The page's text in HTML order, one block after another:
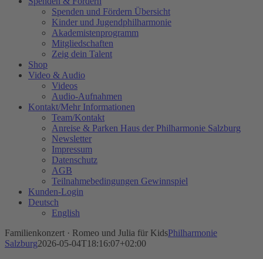
Spenden und Fördern Übersicht
Kinder und Jugendphilharmonie
Akademistenprogramm
Mitgliedschaften
Zeig dein Talent
Shop
Video & Audio
Videos
Audio-Aufnahmen
Kontakt/Mehr Informationen
Team/Kontakt
Anreise & Parken Haus der Philharmonie Salzburg
Newsletter
Impressum
Datenschutz
AGB
Teilnahmebedingungen Gewinnspiel
Kunden-Login
Deutsch
English
Familienkonzert · Romeo und Julia für KidsPhilharmonie
Salzburg2026-05-04T18:16:07+02:00